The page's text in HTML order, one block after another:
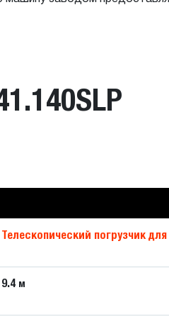
Телескопический погрузчик
9.4 м